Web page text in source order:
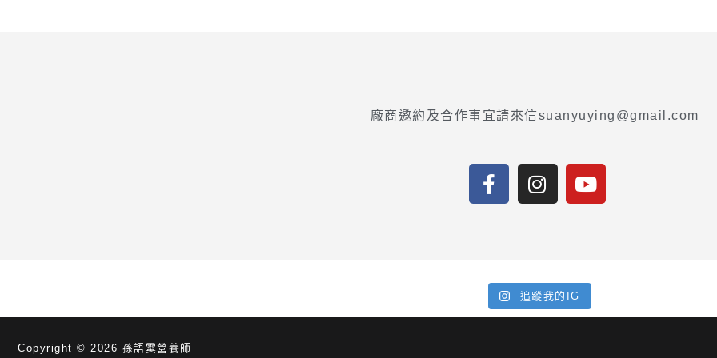
廠商邀約及合作事宜請來信suanyuying@gmail.com
F
a
o
k
I
n
r
a
Y
o
e
追蹤我的IG
Copyright © 2026 孫語霙營養師